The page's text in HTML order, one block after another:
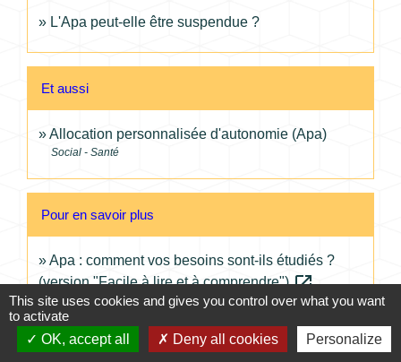
L'Apa peut-elle être suspendue ?
Et aussi
Allocation personnalisée d'autonomie (Apa)
Social - Santé
Pour en savoir plus
Apa : comment vos besoins sont-ils étudiés ?
(version "Facile à lire et à comprendre")open_in_new
Caisse nationale de solidarité pour l'autonomie (CNSA)
Pour les personnes âgées.fr (perte d'autonomie)
open_in_new
This site uses cookies and gives you control over what you want
to activate
OK, accept all
Deny all cookies Personalize